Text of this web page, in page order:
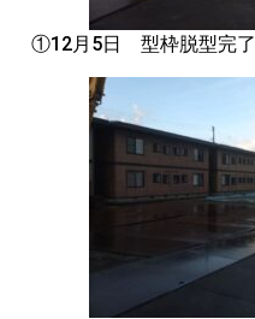
①12月5日 型枠脱型完了